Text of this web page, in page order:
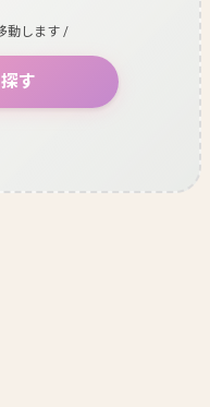
動します /
す